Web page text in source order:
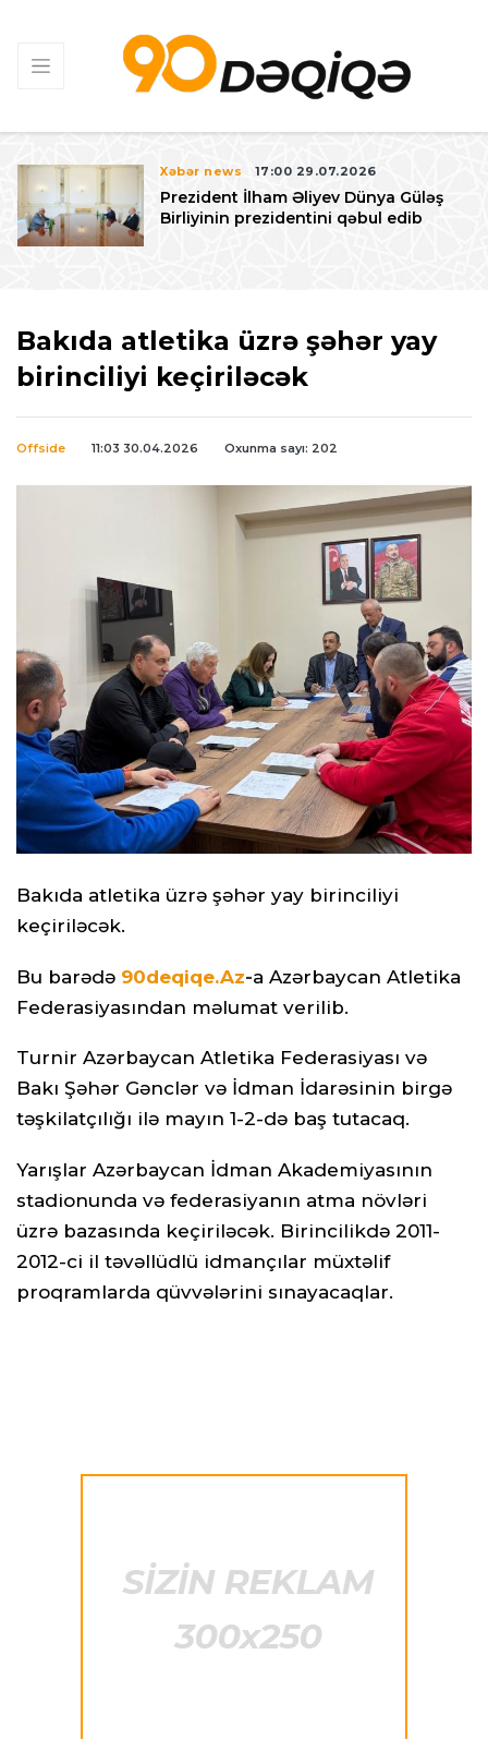
Xəbər news 17:00 29.07.2026
Prezident İlham Əliyev Dünya Güləş
Birliyinin prezidentini qəbul edib
Bakıda atletika üzrə şəhər yay
birinciliyi keçiriləcək
Offside 11:03 30.04.2026 Oxunma sayı: 202
Bakıda atletika üzrə şəhər yay birinciliyi
keçiriləcək.
Bu barədə 90deqiqe.Az-a Azərbaycan Atletika
Federasiyasından məlumat verilib.
Turnir Azərbaycan Atletika Federasiyası və
Bakı Şəhər Gənclər və İdman İdarəsinin birgə
təşkilatçılığı ilə mayın 1-2-də baş tutacaq.
Yarışlar Azərbaycan İdman Akademiyasının
stadionunda və federasiyanın atma növləri
üzrə bazasında keçiriləcək. Birincilikdə 2011-
2012-ci il təvəllüdlü idmançılar müxtəlif
proqramlarda qüvvələrini sınayacaqlar.